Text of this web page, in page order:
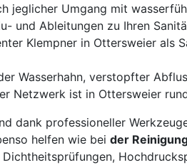
jeglicher Umgang mit
und Ableitungen zu Ihren
Klempner in Ottersweier als
Wasserhahn, verstopfter
Netzwerk ist in Ottersweier
dank professioneller
helfen wie bei der